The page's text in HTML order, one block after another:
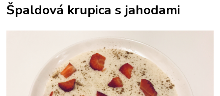
Špaldová krupica s jahodami